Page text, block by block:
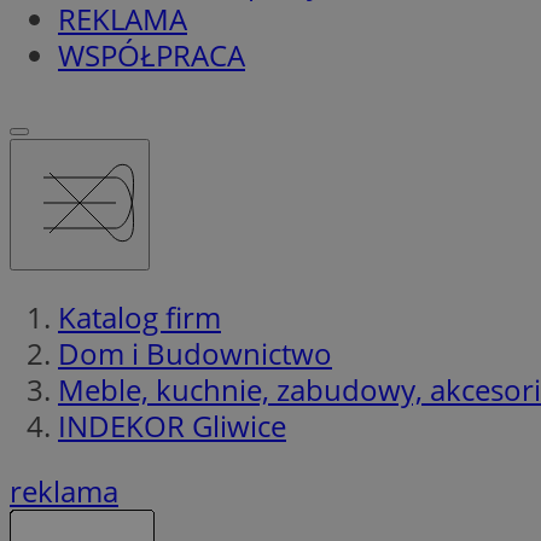
REKLAMA
WSPÓŁPRACA
Katalog firm
Dom i Budownictwo
Meble, kuchnie, zabudowy,
INDEKOR Gliwice
reklama